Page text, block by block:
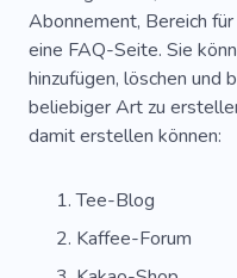
Abonnement, Bereich
eine FAQ-Seite. Sie
hinzufügen, löschen und
beliebiger Art zu
damit erstellen können:
Tee-Blog
Kaffee-Forum